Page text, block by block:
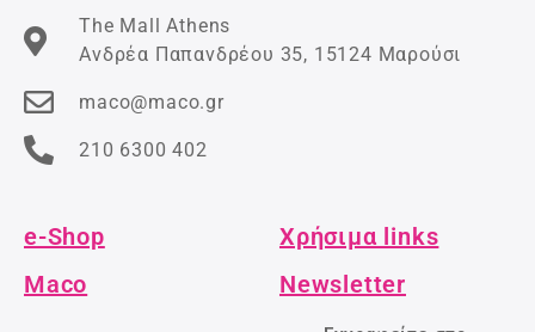
The Mall Athens
Ανδρέα Παπανδρέου 35, 15124 Μαρούσι
maco@maco.gr
210 6300 402
e-Shop
Χρήσιμα links
Maco
Newsletter